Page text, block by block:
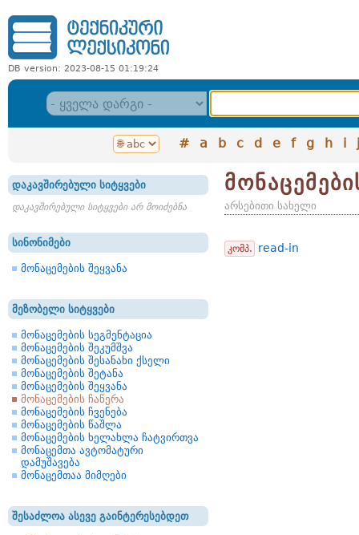
DB version: 2023-08-15 01:19:24
# a b c d e f g h i j
დაკავშირებული სიტყვები
დაკავშირებული სიტყვები არ მოიძებნა
სინონიმები
მონაცემების შეყვანა
მეზობელი სიტყვები
მონაცემების სეგმენტაცია
მონაცემების შეკუმშვა
მონაცემების შესანახი ქსელი
მონაცემების შეტანა
მონაცემების შეყვანა
მონაცემების ჩაწერა
მონაცემების ჩვენება
მონაცემების წაშლა
მონაცემების ხელახლა ჩატვირთვა
მონაცემთა ავტომატური
დამუშავება
მონაცემთაა მიმღები
შესაძლოა ასევე გაინტერესებდეთ
არსებითი სახელი
კომპ. read-in